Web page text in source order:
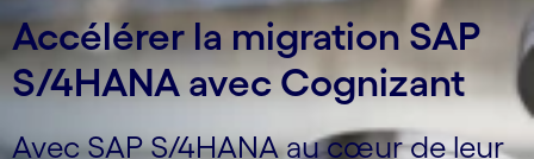
Accélérer la migration SAP
S/4HANA avec Cognizant
Avec SAP S/4HANA au cœur de leur